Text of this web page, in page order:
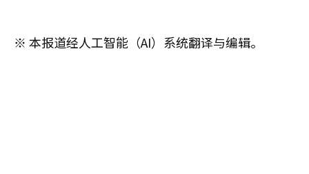
※ 本报道经人工智能（AI）系统翻译与编辑。